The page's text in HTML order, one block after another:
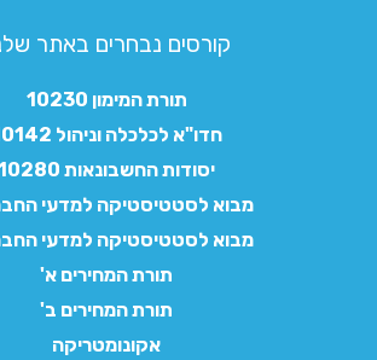
קורסים נבחרים באתר
תורת המימון 10230
חדו"א לכלכלה וניהול 10142
יסודות החשבונאות 10280
מבוא לסטטיסטיקה למדעי
מבוא לסטטיסטיקה למדעי
תורת המחירים א'
תורת המחירים ב'
אקונומטריקה